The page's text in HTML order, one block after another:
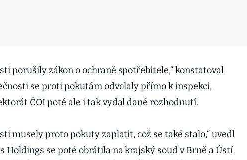
porušily zákon o ochraně spotřebitele,“ konstatoval
se proti pokutám odvolaly přímo k inspekci,
ČOI poté ale i tak vydal dané rozhodnutí.
musely proto pokuty zaplatit, což se také stalo,“ uvedl
Holdings se poté obrátila na krajský soud v Brně a Ústí